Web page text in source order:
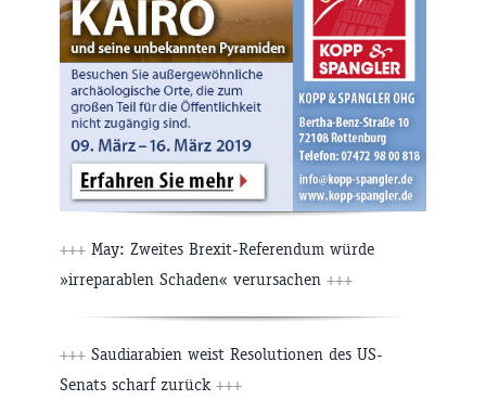
+++ May: Zweites Brexit-Referendum würde
»irreparablen Schaden« verursachen +++
+++ Saudiarabien weist Resolutionen des US-
Senats scharf zurück +++